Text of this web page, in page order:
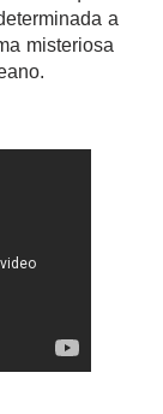
a
misteriosa